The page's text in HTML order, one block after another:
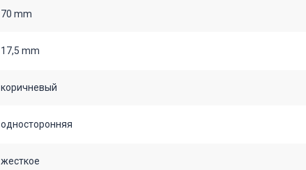
70 mm
17,5 mm
коричневый
односторонняя
жесткое